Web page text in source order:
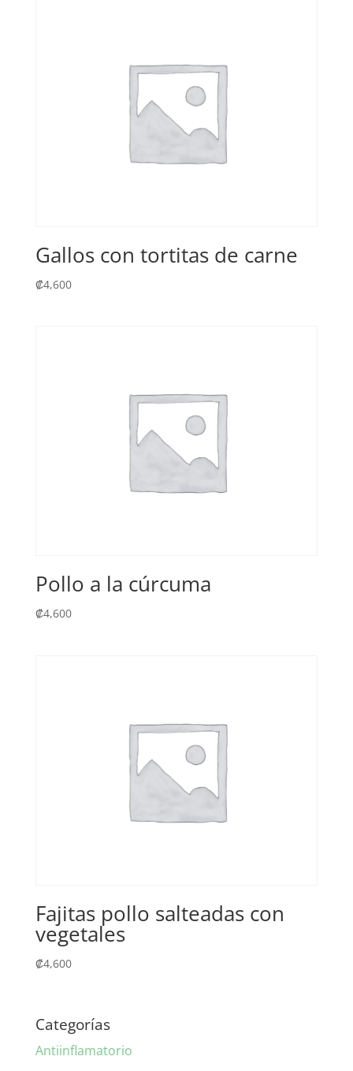
Gallos con tortitas de carne
₡4,600
Pollo a la cúrcuma
₡4,600
Fajitas pollo salteadas con
vegetales
₡4,600
Categorías
Antiinflamatorio